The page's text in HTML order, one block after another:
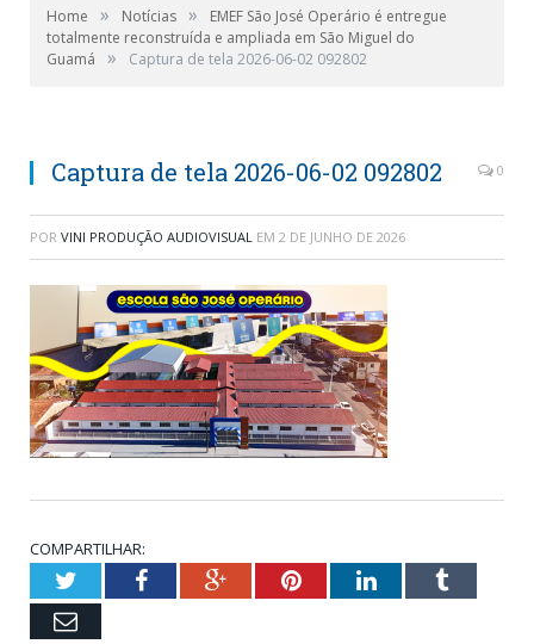
Home » Notícias »
EMEF São José Operário é entregue
totalmente reconstruída e ampliada em São Miguel do
Guamá
» Captura de tela 2026-06-02 092802
Captura de tela 2026-06-02 092802 0
POR VINI PRODUÇÃO AUDIOVISUAL EM 2 DE JUNHO DE 2026
COMPARTILHAR:
TwitterFacebookGoogle+PinterestLinkedInTumblr
Email